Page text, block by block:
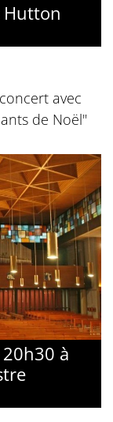
Hutton
avec
de Noël"
à